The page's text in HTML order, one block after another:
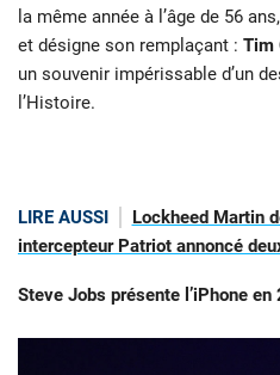
la même année à l’âge de 56
et désigne son remplaçant : Tim
un souvenir impérissable d’un
l’Histoire.
LIRE AUSSI
Lockheed Martin
intercepteur Patriot annoncé
Steve Jobs présente l’iPhone en